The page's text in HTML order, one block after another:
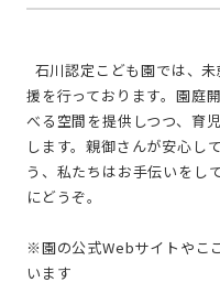
援を行っております。園庭
べる空間を提供しつつ、育
します。親御さんが安心し
う、私たちはお手伝いをし
にどうぞ。
※園の公式Webサイトやこ